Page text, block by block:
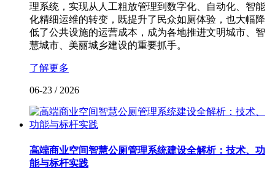
理系统，实现从人工粗放管理到数字化、自动化、智能
化精细运维的转变，既提升了民众如厕体验，也大幅降
低了公共设施的运营成本，成为各地推进文明城市、智
慧城市、美丽城乡建设的重要抓手。
了解更多
06-23 / 2026
高端商业空间智慧公厕管理系统建设全解析：技术、功
能与标杆实践